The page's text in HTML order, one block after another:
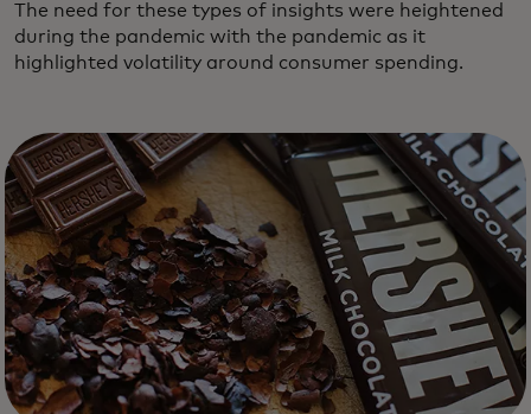
The need for these types of insights were heightened
during the pandemic with the pandemic as it
highlighted volatility around consumer spending.